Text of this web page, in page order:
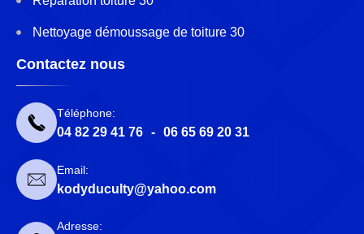
Nettoyage démoussage de toiture 30
Contactez nous
Téléphone:
04 82 29 41 76 - 06 65 69 20 31
Email:
kodyduculty@yahoo.com
Adresse: